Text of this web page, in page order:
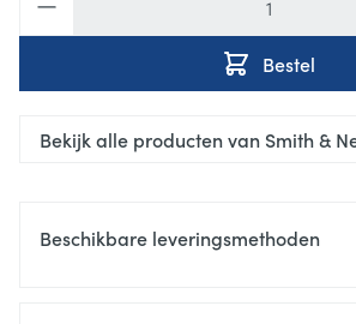
Bestel
Bekijk alle producten van Smith &
Beschikbare leveringsmethoden